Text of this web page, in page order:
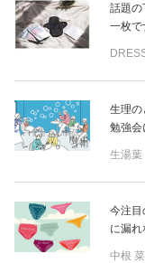
話題の
一枚で
生理の
勉強会
生湯
今注目
に漏れ
中根